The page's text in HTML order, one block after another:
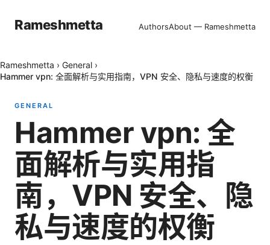
Rameshmetta AuthorsAbout — Rameshmetta
Rameshmetta › General ›
Hammer vpn: 全面解析与实用指南，VPN 安全、隐私与速度的权衡
GENERAL
Hammer vpn: 全
面解析与实用指
南，VPN 安全、隐
私与速度的权衡